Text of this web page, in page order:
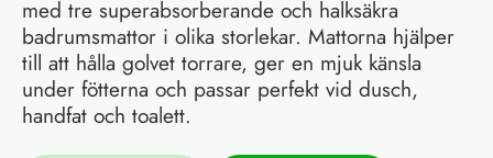
med tre superabsorberande och halksäkra
badrumsmattor i olika storlekar. Mattorna hjälper
till att hålla golvet torrare, ger en mjuk känsla
under fötterna och passar perfekt vid dusch,
handfat och toalett.